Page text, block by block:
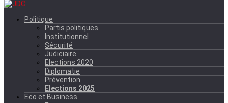
Politique
Partis politiques
Institutionnel
Sécurité
Judiciaire
Elections 2020
Diplomatie
Prévention
Elections 2025
Eco et Business